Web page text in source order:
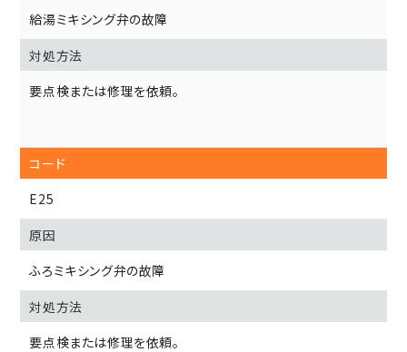
給湯ミキシング弁の故障
要点検または修理を依頼。
E25
ふろミキシング弁の故障
要点検または修理を依頼。